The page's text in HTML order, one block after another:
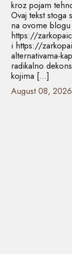
kroz pojam
Ovaj tekst stoga
na ovome
https://
i https://
alternativama-
radikalno
kojima […]
August 08, 2026